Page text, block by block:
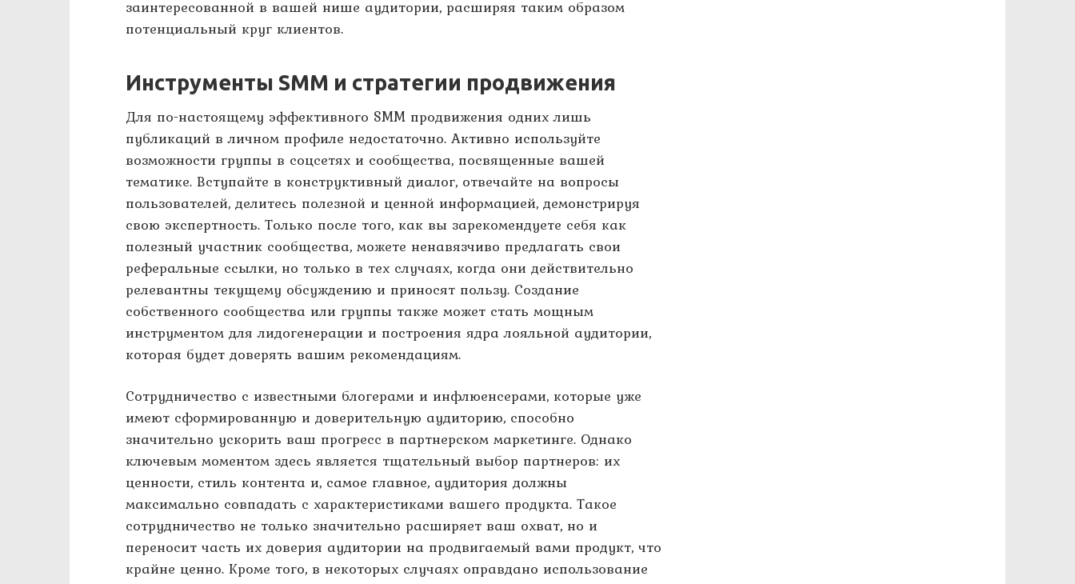
заинтересованной в вашей нише аудитории, расширяя таким образом
потенциальный круг клиентов.
Инструменты SMM и стратегии продвижения
Для по-настоящему эффективного SMM продвижения одних лишь
публикаций в личном профиле недостаточно. Активно используйте
возможности группы в соцсетях и сообщества, посвященные вашей
тематике. Вступайте в конструктивный диалог, отвечайте на вопросы
пользователей, делитесь полезной и ценной информацией, демонстрируя
свою экспертность. Только после того, как вы зарекомендуете себя как
полезный участник сообщества, можете ненавязчиво предлагать свои
реферальные ссылки, но только в тех случаях, когда они действительно
релевантны текущему обсуждению и приносят пользу. Создание
собственного сообщества или группы также может стать мощным
инструментом для лидогенерации и построения ядра лояльной аудитории,
которая будет доверять вашим рекомендациям.
Сотрудничество с известными блогерами и инфлюенсерами, которые уже
имеют сформированную и доверительную аудиторию, способно
значительно ускорить ваш прогресс в партнерском маркетинге. Однако
ключевым моментом здесь является тщательный выбор партнеров: их
ценности, стиль контента и, самое главное, аудитория должны
максимально совпадать с характеристиками вашего продукта. Такое
сотрудничество не только значительно расширяет ваш охват, но и
переносит часть их доверия аудитории на продвигаемый вами продукт, что
крайне ценно. Кроме того, в некоторых случаях оправдано использование